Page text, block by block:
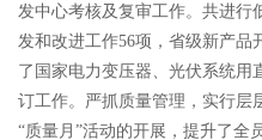
发中心考核及复审工作。共进行
发和改进工作56项，省级新产品
了国家电力变压器、光伏系统用
订工作。严抓质量管理，实行层
“质量月”活动的开展，提升了全